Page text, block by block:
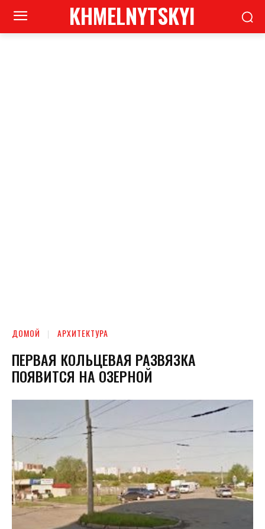
KHMELNYTSKYI
ДОМОЙ АРХИТЕКТУРА
ПЕРВАЯ КОЛЬЦЕВАЯ РАЗВЯЗКА
ПОЯВИТСЯ НА ОЗЕРНОЙ